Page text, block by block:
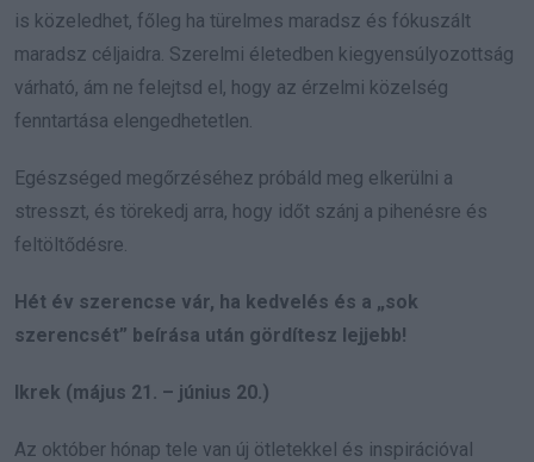
is közeledhet, főleg ha türelmes maradsz és fókuszált
maradsz céljaidra. Szerelmi életedben kiegyensúlyozottság
várható, ám ne felejtsd el, hogy az érzelmi közelség
fenntartása elengedhetetlen.
Egészséged megőrzéséhez próbáld meg elkerülni a
stresszt, és törekedj arra, hogy időt szánj a pihenésre és
feltöltődésre.
Hét év szerencse vár, ha kedvelés és a „sok
szerencsét” beírása után gördítesz lejjebb!
Ikrek (május 21. – június 20.)
Az október hónap tele van új ötletekkel és inspirációval